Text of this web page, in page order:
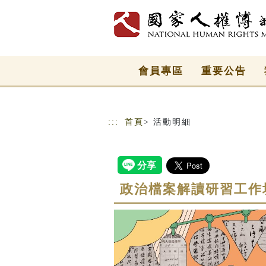
會員專區 重要公告
::: 首頁 > 活動明細
政治檔案解讀研習工作